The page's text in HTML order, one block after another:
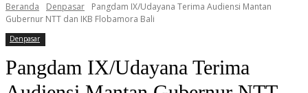
Beranda Denpasar
Pangdam IX/Udayana Terima Audiensi Mantan
Gubernur NTT dan IKB Flobamora Bali
Denpasar
Pangdam IX/Udayana Terima